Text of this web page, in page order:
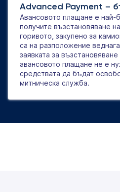
Advanced Payment –
Авансовото плащане е най-
получите възстановяване
горивото, закупено за
са на разположение
заявката за
авансовото плащане не е
средствата да бъдат
митническа служба.